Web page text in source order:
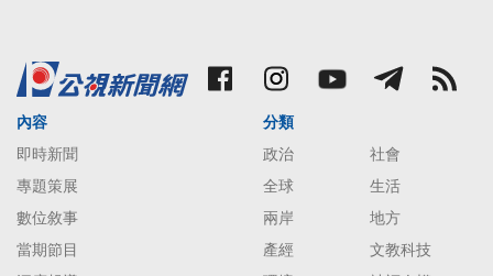
內容
即時新聞
專題策展
數位敘事
當期節目
分類
政治
社會
全球
生活
兩岸
地方
產經
文教科技